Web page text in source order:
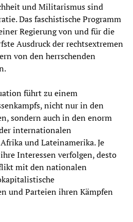
und Militarismus sind
Das faschistische Programm
Regierung von und für die
Ausdruck der rechtsextremen
von den herrschenden
führt zu einem
nicht nur in den
sondern auch in den enorm
internationalen
und Lateinamerika. Je
Interessen verfolgen, desto
mit den nationalen
und Parteien ihren Kämpfen